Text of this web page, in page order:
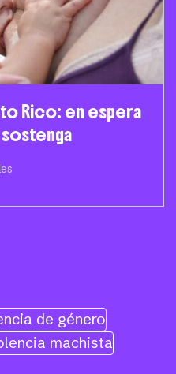
Rico: en espera
sostenga
de género
machista